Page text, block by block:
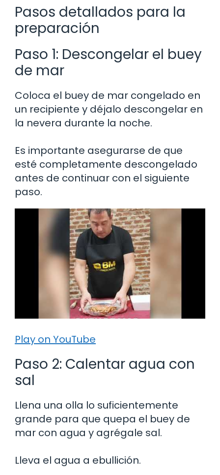
Pasos detallados para la
preparación
Paso 1: Descongelar el buey
de mar
Coloca el buey de mar congelado en
un recipiente y déjalo descongelar en
la nevera durante la noche.
Es importante asegurarse de que
esté completamente descongelado
antes de continuar con el siguiente
paso.
Play on YouTube
Paso 2: Calentar agua con
sal
Llena una olla lo suficientemente
grande para que quepa el buey de
mar con agua y agrégale sal.
Lleva el agua a ebullición.